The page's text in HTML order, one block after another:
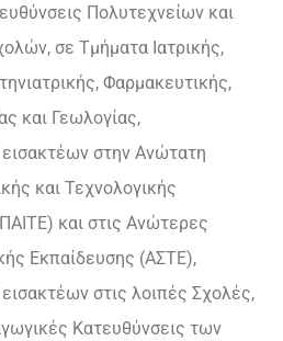
Πολυτεχνείων και
σε Τμήματα Ιατρικής,
Φαρμακευτικής,
και Γεωλογίας,
στην Ανώτατη
και Τεχνολογικής
και στις Ανώτερες
Εκπαίδευσης (ΑΣΤΕ),
στις λοιπές Σχολές,
Κατευθύνσεις των